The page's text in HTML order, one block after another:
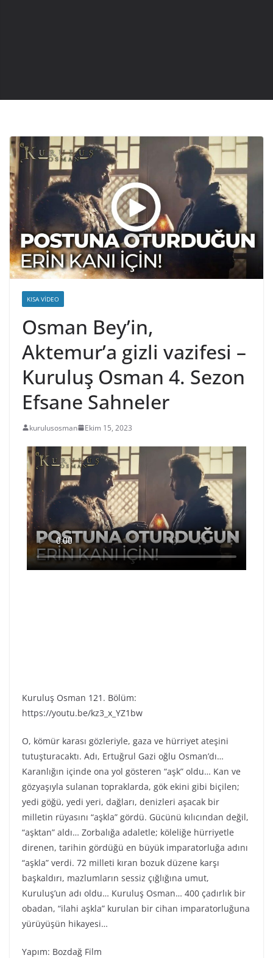
KISA VIDEO
Osman Bey’in,
Aktemur’a gizli vazifesi –
Kuruluş Osman 4. Sezon
Efsane Sahneler
kurulusosman Ekim 15, 2023
Kuruluş Osman 121. Bölüm:
https://youtu.be/kz3_x_YZ1bw
O, kömür karası gözleriyle, gaza ve hürriyet ateşini
tutuşturacaktı. Adı, Ertuğrul Gazi oğlu Osman’dı…
Karanlığın içinde ona yol gösteren “aşk” oldu… Kan ve
gözyaşıyla sulanan topraklarda, gök ekini gibi biçilen;
yedi göğü, yedi yeri, dağları, denizleri aşacak bir
milletin rüyasını “aşkla” gördü. Gücünü kılıcından değil,
“aşktan” aldı… Zorbalığa adaletle; köleliğe hürriyetle
direnen, tarihin gördüğü en büyük imparatorluğa adını
“aşkla” verdi. 72 milleti kıran bozuk düzene karşı
başkaldırı, mazlumların sessiz çığlığına umut,
Kuruluş’un adı oldu… Kuruluş Osman… 400 çadırlık bir
obadan, “ilahi aşkla” kurulan bir cihan imparatorluğuna
yürüyüşün hikayesi…
Yapım: Bozdağ Fi̇lm